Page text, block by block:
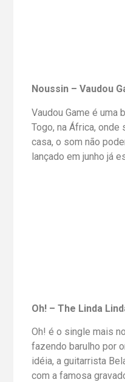
Noussin – Vaudou
Vaudou Game é uma
Togo, na África,
casa, o som não
lançado em junho já
Oh! – The Linda
Oh! é o single mais
fazendo barulho por
idéia, a guitarrista
com a famosa